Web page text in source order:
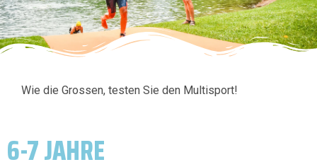
Wie die Grossen, testen Sie den Multisport!
6-7 JAHRE